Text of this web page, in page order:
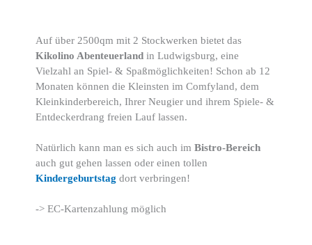
Auf über 2500qm mit 2 Stockwerken bietet das
Kikolino Abenteuerland in Ludwigsburg, eine
Vielzahl an Spiel- & Spaßmöglichkeiten! Schon ab 12
Monaten können die Kleinsten im Comfyland, dem
Kleinkinderbereich, Ihrer Neugier und ihrem Spiele- &
Entdeckerdrang freien Lauf lassen.
Natürlich kann man es sich auch imBistro-Bereich
auch gut gehen lassen oder einen tollen
Kindergeburtstagdort verbringen!
-> EC-Kartenzahlung möglich